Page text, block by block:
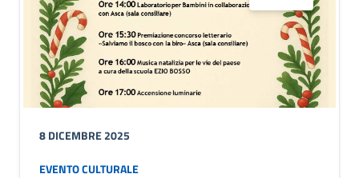
8 DICEMBRE 2025
EVENTO CULTURALE